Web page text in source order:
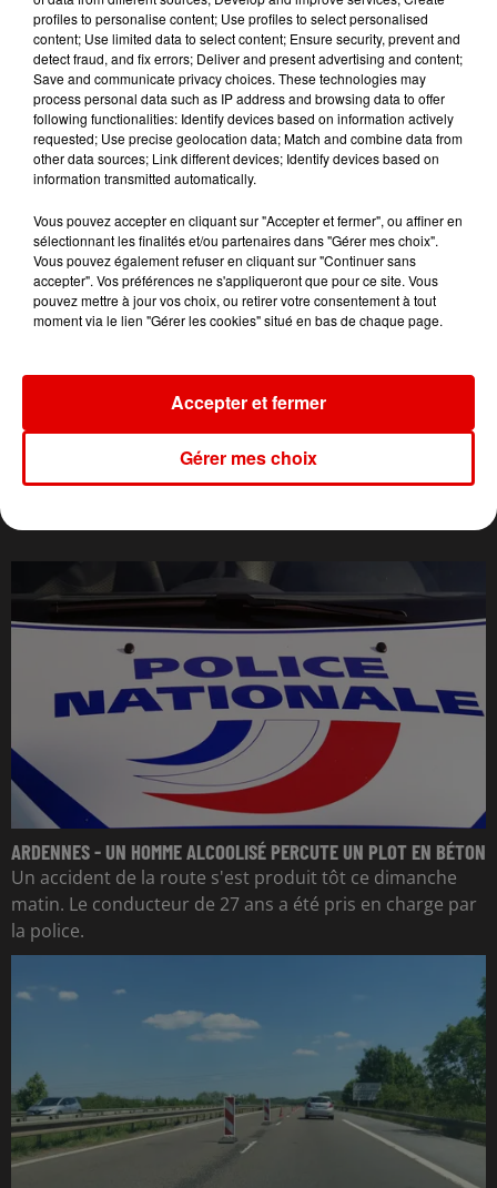
TITRES DIFFUSÉS
Aucun titre
ARDENNES - UN HOMME ALCOOLISÉ PERCUTE UN PLOT EN BÉTON
Un accident de la route s'est produit tôt ce dimanche
matin. Le conducteur de 27 ans a été pris en charge par
la police.
profiles to personalise content; Use profiles to select personalised
content; Use limited data to select content; Ensure security, prevent and
detect fraud, and fix errors; Deliver and present advertising and content;
Save and communicate privacy choices. These technologies may
process personal data such as IP address and browsing data to offer
following functionalities: Identify devices based on information actively
requested; Use precise geolocation data; Match and combine data from
other data sources; Link different devices; Identify devices based on
information transmitted automatically.
Vous pouvez accepter en cliquant sur "Accepter et fermer", ou affiner en
sélectionnant les finalités et/ou partenaires dans "Gérer mes choix".
Vous pouvez également refuser en cliquant sur "Continuer sans
accepter". Vos préférences ne s'appliqueront que pour ce site. Vous
pouvez mettre à jour vos choix, ou retirer votre consentement à tout
moment via le lien "Gérer les cookies" situé en bas de chaque page.
Gérer mes choix
Accepter et fermer